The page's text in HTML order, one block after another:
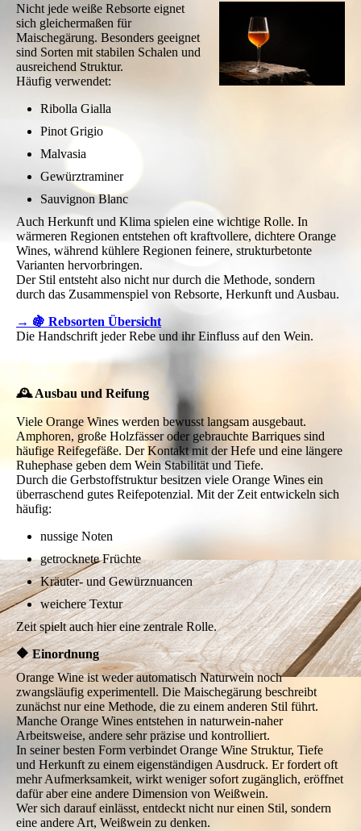
Nicht jede weiße Rebsorte eignet
sich gleichermaßen für
Maischegärung. Besonders geeignet
sind Sorten mit stabilen Schalen und
ausreichend Struktur.
Häufig verwendet:
Ribolla Gialla
Pinot Grigio
Malvasia
Gewürztraminer
Sauvignon Blanc
Auch Herkunft und Klima spielen eine wichtige Rolle. In
wärmeren Regionen entstehen oft kraftvollere, dichtere Orange
Wines, während kühlere Regionen feinere, strukturbetonte
Varianten hervorbringen.
Der Stil entsteht also nicht nur durch die Methode, sondern
durch das Zusammenspiel von Rebsorte, Herkunft und Ausbau.
→ 🍇 Rebsorten Übersicht
Die Handschrift jeder Rebe und ihr Einfluss auf den Wein.
🕰 Ausbau und Reifung
Viele Orange Wines werden bewusst langsam ausgebaut.
Amphoren, große Holzfässer oder gebrauchte Barriques sind
häufige Reifegefäße. Der Kontakt mit der Hefe und eine längere
Ruhephase geben dem Wein Stabilität und Tiefe.
Durch die Gerbstoffstruktur besitzen viele Orange Wines ein
überraschend gutes Reifepotenzial. Mit der Zeit entwickeln sich
häufig:
nussige Noten
getrocknete Früchte
Kräuter- und Gewürznuancen
weichere Textur
Zeit spielt auch hier eine zentrale Rolle.
🔶 Einordnung
Orange Wine ist weder automatisch Naturwein noch
zwangsläufig experimentell. Die Maischegärung beschreibt
zunächst nur eine Methode, die zu einem anderen Stil führt.
Manche Orange Wines entstehen in naturwein-naher
Arbeitsweise, andere sehr präzise und kontrolliert.
In seiner besten Form verbindet Orange Wine Struktur, Tiefe
und Herkunft zu einem eigenständigen Ausdruck. Er fordert oft
mehr Aufmerksamkeit, wirkt weniger sofort zugänglich, eröffnet
dafür aber eine andere Dimension von Weißwein.
Wer sich darauf einlässt, entdeckt nicht nur einen Stil, sondern
eine andere Art, Weißwein zu denken.